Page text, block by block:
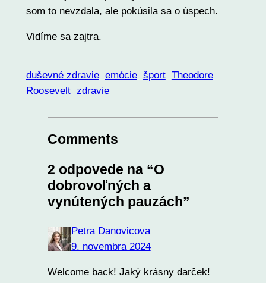
som to nevzdala, ale pokúsila sa o úspech.
Vidíme sa zajtra.
duševné zdravie emócie šport Theodore
Roosevelt zdravie
Comments
2 odpovede na “O
dobrovoľných a
vynútených pauzách”
Petra Danovicova
9. novembra 2024
Welcome back! Jaký krásny darček!